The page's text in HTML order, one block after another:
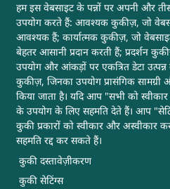
हम इस वेबसाइट के पन्नों पर अपनी और
उपयोग करते हैं: आवश्यक कुकीज़, जो
आवश्यक हैं; कार्यात्मक कुकीज़, जो
बेहतर आसानी प्रदान करती हैं; प्रदर्शन
उपयोग और आंकड़ों पर एकत्रित डेटा
कुकीज़, जिनका उपयोग प्रासंगिक सामग्री
किया जाता है। यदि आप "सभी को
के उपयोग के लिए सहमति देते हैं। आप
कुकी प्रकारों को स्वीकार और
सहमति रद्द कर सकते हैं।
कुकी दस्तावेज़ीकरण
कुकी सेटिंग्स
वेबसाइट नीतियाँ
हमसे संपर्क करें
साइटमैप
मदद
अन्य उपयोगी लिंक